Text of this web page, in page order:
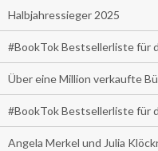
Halbjahressieger 2025
#BookTok Bestsellerliste für
Über eine Million verkaufte
#BookTok Bestsellerliste für
Angela Merkel und Julia